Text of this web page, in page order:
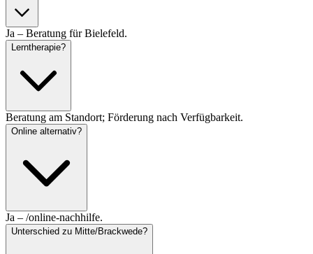
Ja – Beratung für Bielefeld.
Lerntherapie?
Beratung am Standort; Förderung nach Verfügbarkeit.
Online alternativ?
Ja – /online-nachhilfe.
Unterschied zu Mitte/Brackwede?